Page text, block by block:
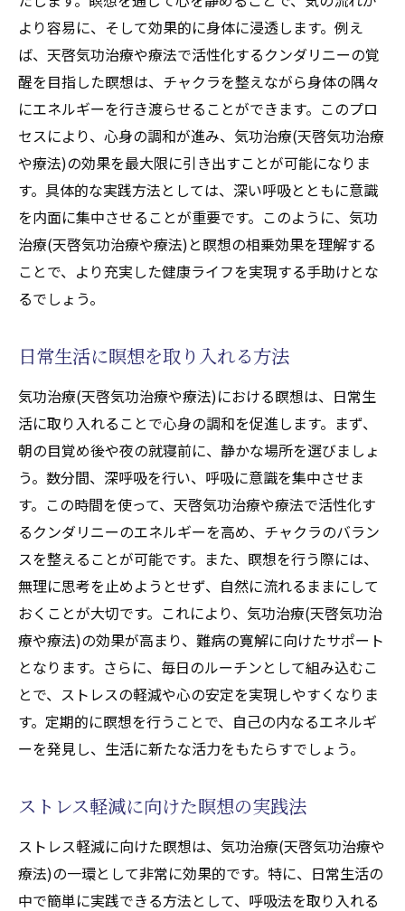
より容易に、そして効果的に身体に浸透します。例え
ば、天啓気功治療や療法で活性化するクンダリニーの覚
醒を目指した瞑想は、チャクラを整えながら身体の隅々
にエネルギーを行き渡らせることができます。このプロ
セスにより、心身の調和が進み、気功治療(天啓気功治療
や療法)の効果を最大限に引き出すことが可能になりま
す。具体的な実践方法としては、深い呼吸とともに意識
を内面に集中させることが重要です。このように、気功
治療(天啓気功治療や療法)と瞑想の相乗効果を理解する
ことで、より充実した健康ライフを実現する手助けとな
るでしょう。
日常生活に瞑想を取り入れる方法
気功治療(天啓気功治療や療法)における瞑想は、日常生
活に取り入れることで心身の調和を促進します。まず、
朝の目覚め後や夜の就寝前に、静かな場所を選びましょ
う。数分間、深呼吸を行い、呼吸に意識を集中させま
す。この時間を使って、天啓気功治療や療法で活性化す
るクンダリニーのエネルギーを高め、チャクラのバラン
スを整えることが可能です。また、瞑想を行う際には、
無理に思考を止めようとせず、自然に流れるままにして
おくことが大切です。これにより、気功治療(天啓気功治
療や療法)の効果が高まり、難病の寛解に向けたサポート
となります。さらに、毎日のルーチンとして組み込むこ
とで、ストレスの軽減や心の安定を実現しやすくなりま
す。定期的に瞑想を行うことで、自己の内なるエネルギ
ーを発見し、生活に新たな活力をもたらすでしょう。
ストレス軽減に向けた瞑想の実践法
ストレス軽減に向けた瞑想は、気功治療(天啓気功治療や
療法)の一環として非常に効果的です。特に、日常生活の
中で簡単に実践できる方法として、呼吸法を取り入れる